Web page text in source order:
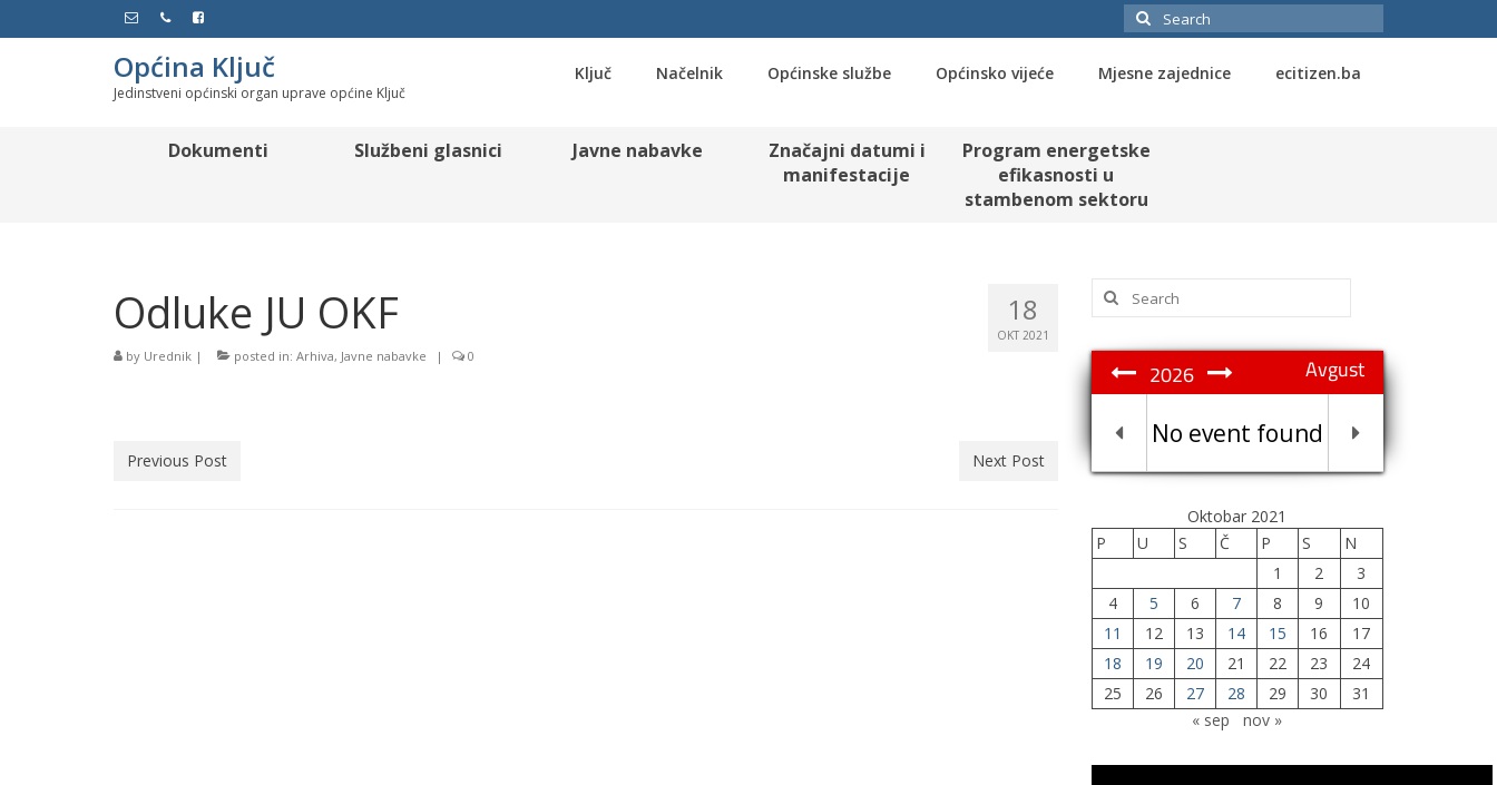
Search
for:
Općina Ključ
Jedinstveni općinski organ uprave općine Ključ
Ključ Načelnik Općinske službe Općinsko vijeće Mjesne zajednice ecitizen.ba
Dokumenti Službeni glasnici Javne nabavke
Značajni datumi i
manifestacije
Program energetske
efikasnosti u
stambenom sektoru
18
OKT 2021
Odluke JU OKF
by Urednik | posted in: Arhiva, Javne nabavke | 0
Previous Post Next Post
Search
for:
Avgust
2026
No event found
Oktobar 2021
P
U S Č P S
N
1
2
3
4
5 6 7 8 9
10
11
12 13 14 15 16
17
18
19 20 21 22 23
24
25
26 27 28 29 30
31
« sep
nov »